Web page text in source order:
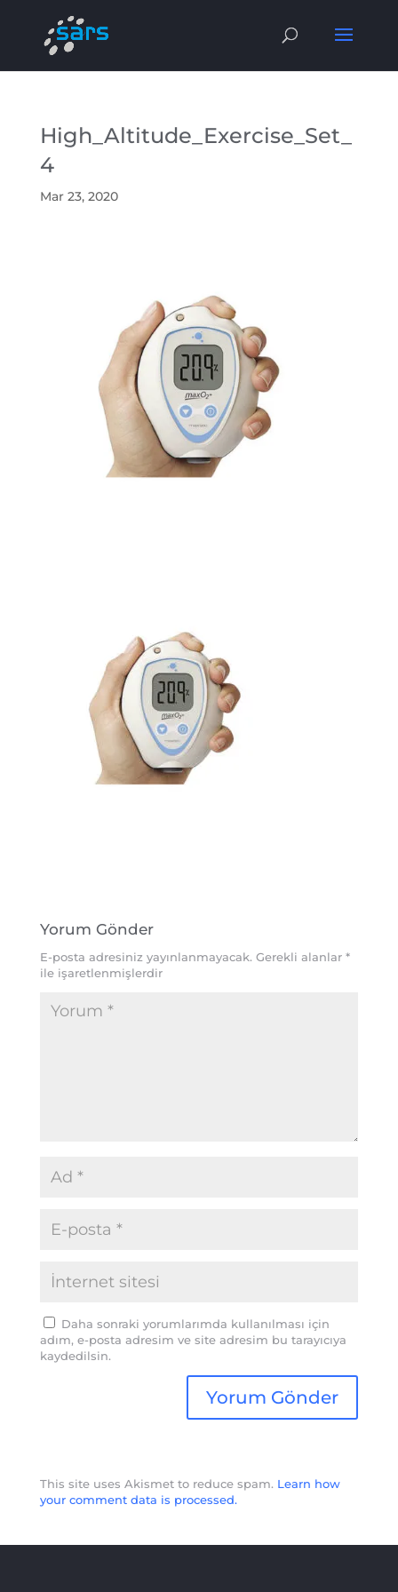
High_Altitude_Exercise_Set_
4
Mar 23, 2020
Yorum Gönder
E-posta adresiniz yayınlanmayacak. Gerekli alanlar *
ile işaretlenmişlerdir
Daha sonraki yorumlarımda kullanılması için
adım, e-posta adresim ve site adresim bu tarayıcıya
kaydedilsin.
This site uses Akismet to reduce spam. Learn how
your comment data is processed.